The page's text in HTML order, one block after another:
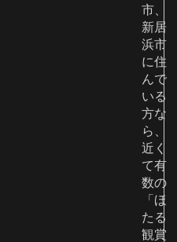
市、
新居
浜市
に住
んで
いる
方な
ら、
近く
て有
数の
「ほ
たる
観賞